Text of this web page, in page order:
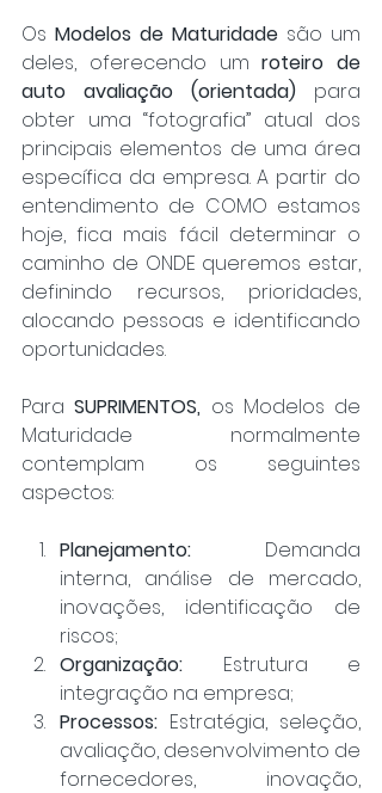
Os Modelos de Maturidade são um
deles, oferecendo um roteiro de
auto avaliação (orientada) para
obter uma “fotografia” atual dos
principais elementos de uma área
específica da empresa. A partir do
entendimento de COMO estamos
hoje, fica mais fácil determinar o
caminho de ONDE queremos estar,
definindo recursos, prioridades,
alocando pessoas e identificando
oportunidades.
Para SUPRIMENTOS, os Modelos de
Maturidade normalmente
contemplam os seguintes
aspectos:
Planejamento: Demanda
interna, análise de mercado,
inovações, identificação de
riscos;
Organização: Estrutura e
integração na empresa;
Processos: Estratégia, seleção,
avaliação, desenvol­vimento de